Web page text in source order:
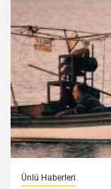
Ünlü Haberleri